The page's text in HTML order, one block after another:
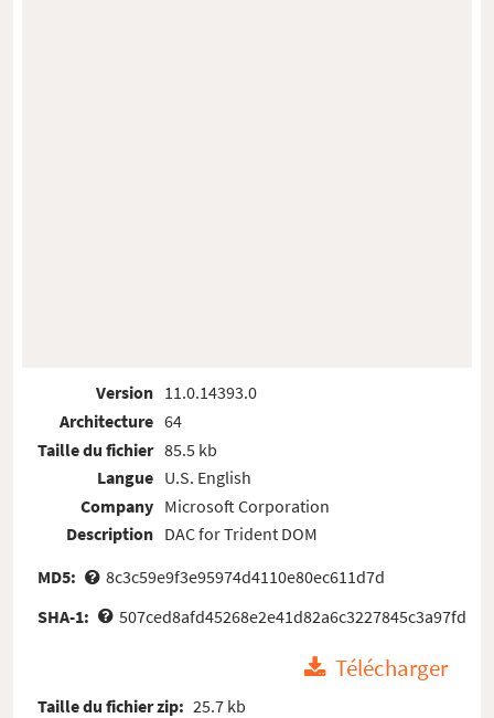
Version
Architecture
Taille du fichier
Langue
Company
Description
11.0.14393.0
64
85.5 kb
U.S. English
Microsoft Corporation
DAC for Trident DOM
MD5:
8c3c59e9f3e95974d4110e80ec611d7d
SHA-1:
507ced8afd45268e2e41d82a6c3227845c3a97fd
Télécharger
Taille du fichier zip: 25.7 kb